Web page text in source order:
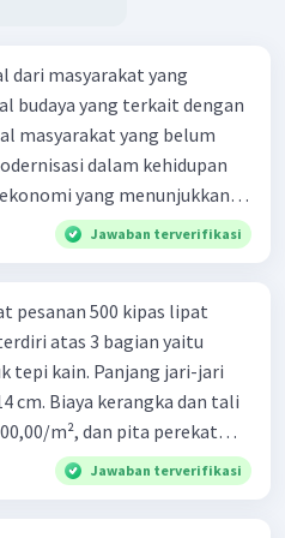
dari masyarakat yang
budaya yang terkait dengan
masyarakat yang belum
dalam kehidupan
yang menunjukkan
modernisasi di bidang ilmu
7. Konsep
jika menjadi modern
kearifan lokal di wilayah
dukungan dalam bentuk
di Nusantara 11. Ciri uang
13. Arti dari durability yang
uang 14. maksud token
Jawaban terverifikasi
pesanan 500 kipas lipat
atas 3 bagian yaitu
tepi kain. Panjang jari-jari
cm. Biaya kerangka dan tali
m², dan pita perekat
per buah. Tentukan
Jawaban terverifikasi